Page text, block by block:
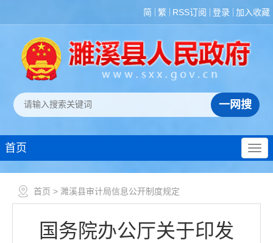
简 繁 RSS订阅 登录 加入收藏
首页
首页 > 濉溪县审计局信息公开制度规定
国务院办公厅关于印发